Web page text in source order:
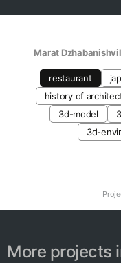
Marat
restaurant
history of
3d-model
3d-
More projects